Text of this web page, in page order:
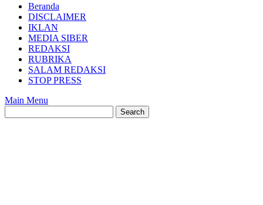
Beranda
DISCLAIMER
IKLAN
MEDIA SIBER
REDAKSI
RUBRIKA
SALAM REDAKSI
STOP PRESS
Main Menu